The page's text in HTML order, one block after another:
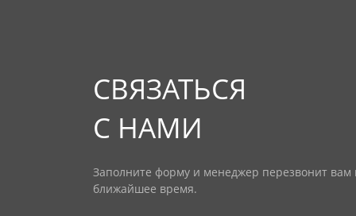
СВЯЗАТЬСЯ
С НАМИ
Заполните форму и менеджер перезвонит вам
ближайшее время.